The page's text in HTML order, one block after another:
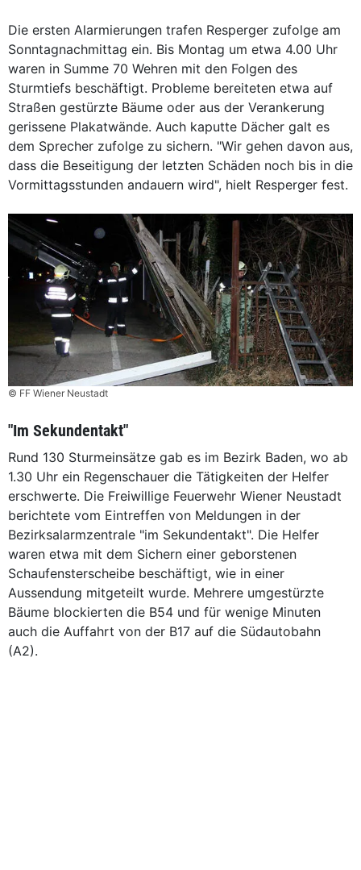
Die ersten Alarmierungen trafen Resperger zufolge am
Sonntagnachmittag ein. Bis Montag um etwa 4.00 Uhr
waren in Summe 70 Wehren mit den Folgen des
Sturmtiefs beschäftigt. Probleme bereiteten etwa auf
Straßen gestürzte Bäume oder aus der Verankerung
gerissene Plakatwände. Auch kaputte Dächer galt es
dem Sprecher zufolge zu sichern. "Wir gehen davon aus,
dass die Beseitigung der letzten Schäden noch bis in die
Vormittagsstunden andauern wird", hielt Resperger fest.
© FF Wiener Neustadt
"Im Sekundentakt"
Rund 130 Sturmeinsätze gab es im Bezirk Baden, wo ab
1.30 Uhr ein Regenschauer die Tätigkeiten der Helfer
erschwerte. Die Freiwillige Feuerwehr Wiener Neustadt
berichtete vom Eintreffen von Meldungen in der
Bezirksalarmzentrale "im Sekundentakt". Die Helfer
waren etwa mit dem Sichern einer geborstenen
Schaufensterscheibe beschäftigt, wie in einer
Aussendung mitgeteilt wurde. Mehrere umgestürzte
Bäume blockierten die B54 und für wenige Minuten
auch die Auffahrt von der B17 auf die Südautobahn
(A2).